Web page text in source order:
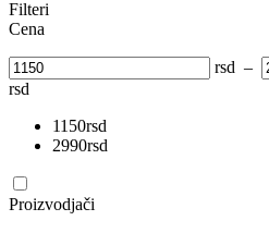
Filteri
Cena
rsd –
rsd
1150rsd
2990rsd
Proizvodjači